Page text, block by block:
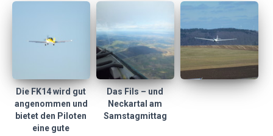
Die FK14 wird gut
angenommen und
bietet den Piloten
eine gute
Das Fils – und
Neckartal am
Samstagmittag